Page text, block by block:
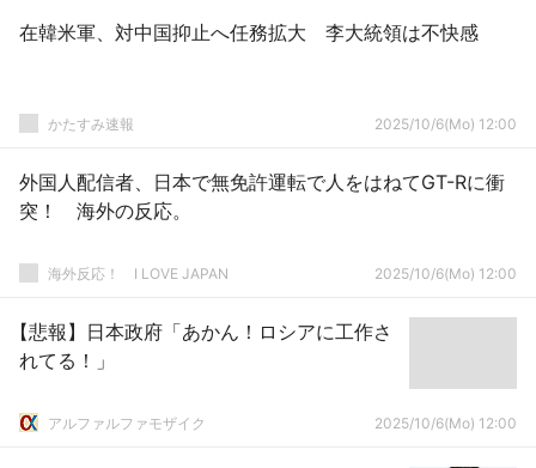
在韓米軍、対中国抑止へ任務拡大 李大統領は不快感
かたすみ速報 2025/10/6(Mo) 12:00
外国人配信者、日本で無免許運転で人をはねてGT-Rに衝
突！ 海外の反応。
海外反応！ I LOVE JAPAN 2025/10/6(Mo) 12:00
【悲報】日本政府「あかん！ロシアに工作さ
れてる！」
アルファルファモザイク 2025/10/6(Mo) 12:00